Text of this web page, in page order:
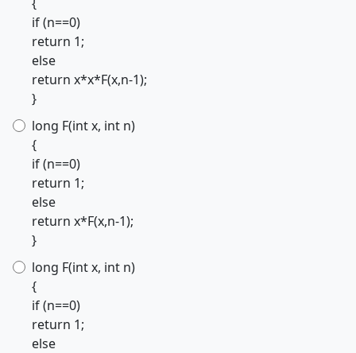
if (n==0)
return 1;
else
return x*x*F(x,n-1);
}
long F(int x, int n)
{
if (n==0)
return 1;
else
return x*F(x,n-1);
}
long F(int x, int n)
{
if (n==0)
return 1;
else